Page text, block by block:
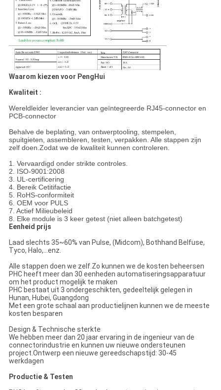
Waarom kiezen voor PengHui
Kwaliteit :
Wereldleider leverancier van geïntegreerde RJ45-connector en
PCB-connector
Behalve de beplating, van ontwerptooling, stempelen,
spuitgieten, assembleren, testen, verpakken. Alle stappen zijn
zelf doen.Zodat we de kwaliteit kunnen controleren.
1. Vervaardigd onder strikte controles.
2. ISO-9001:2008
3. UL-certificering
4. Bereik Cetitifactie
5. RoHS-conformiteit
6. OEM voor PULS
7. Actief Milieubeleid
8. Elke module is 3 keer getest (niet alleen batchgetest)
Eenheid prijs
Laad slechts 35~60% van Pulse, (Midcom), Bothhand Belfuse,
Tyco, Halo,...enz.
Alle stappen doen we zelf.Zo kunnen we de kosten beheersen
PHC heeft meer dan 30 eenheden automatiseringsapparatuur
om het product mogelijk te maken
PHC bestaat uit 3 ondergeschikten, gedeeltelijk gelegen in
Hunan, Hubei, Guangdong
Met een grote schaal aan productielijnen kunnen we de meeste
kosten besparen
Design & Technische sterkte
We hebben meer dan 20 jaar ervaring in de ingenieur van de
connectorindustrie en kunnen uw nieuwe ondersteunen
project.Ontwerp een nieuwe gereedschapstijd: 30-45
werkdagen
Productie & Testen